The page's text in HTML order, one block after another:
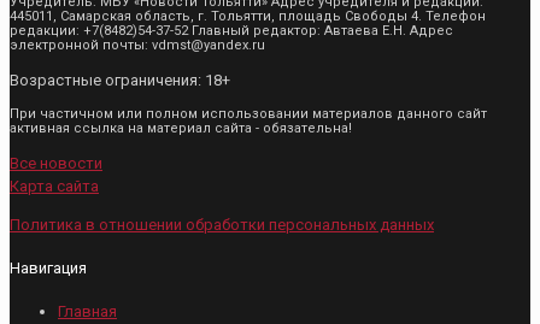
445011, Самарская область, г. Тольятти, площадь Свободы 4. Телефон
редакции: +7(8482)54-37-52 Главный редактор: Автаева Е.Н. Адрес
электронной почты: vdmst@yandex.ru
Возрастные ограничения: 18+
При частичном или полном использовании материалов данного сайт
активная ссылка на материал сайта - обязательна!
Все новости
Карта сайта
Политика в отношении обработки персональных данных
Навигация
Главная